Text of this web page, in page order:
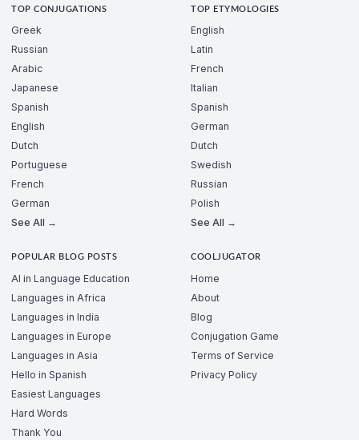
TOP CONJUGATIONS
Greek
Russian
Arabic
Japanese
Spanish
English
Dutch
Portuguese
French
German
See All →
TOP ETYMOLOGIES
English
Latin
French
Italian
Spanish
German
Dutch
Swedish
Russian
Polish
See All →
POPULAR BLOG POSTS
AI in Language Education
Languages in Africa
Languages in India
Languages in Europe
Languages in Asia
Hello in Spanish
Easiest Languages
Hard Words
Thank You
COOLJUGATOR
Home
About
Blog
Conjugation Game
Terms of Service
Privacy Policy